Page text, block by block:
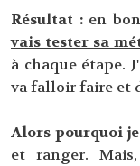
Résultat :en
vais tester sa
à chaque étape.
va falloir faire et
Alors pourquoi
et ranger.